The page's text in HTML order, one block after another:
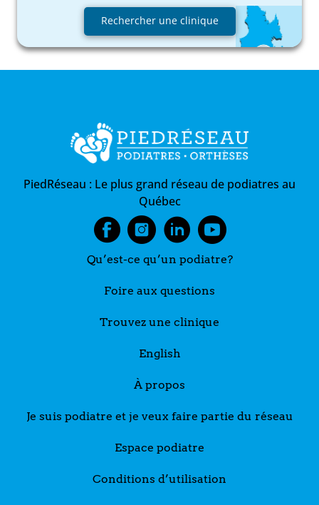
Rechercher une clinique
PiedRéseau : Le plus grand réseau de podiatres au
Québec
Qu’est-ce qu’un podiatre?
Foire aux questions
Trouvez une clinique
English
À propos
Je suis podiatre et je veux faire partie du réseau
Espace podiatre
Conditions d’utilisation